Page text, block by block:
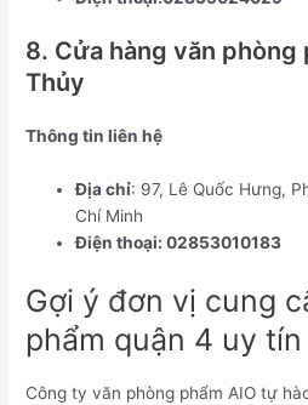
8. Cửa hàng văn phòng
Thủy
Thông tin liên hệ
Địa chỉ: 97, Lê Quốc Hưng,
Chí Minh
Điện thoại: 02853010183
Gợi ý đơn vị cung
phẩm quận 4 uy
Công ty văn phòng phẩm AIO tự